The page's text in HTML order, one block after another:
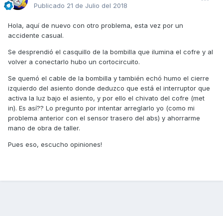
Publicado 21 de Julio del 2018
Hola, aquí de nuevo con otro problema, esta vez por un
accidente casual.
Se desprendió el casquillo de la bombilla que ilumina el cofre y al
volver a conectarlo hubo un cortocircuito.
Se quemó el cable de la bombilla y también echó humo el cierre
izquierdo del asiento donde deduzco que está el interruptor que
activa la luz bajo el asiento, y por ello el chivato del cofre (met
in). Es así?? Lo pregunto por intentar arreglarlo yo (como mi
problema anterior con el sensor trasero del abs) y ahorrarme
mano de obra de taller.
Pues eso, escucho opiniones!